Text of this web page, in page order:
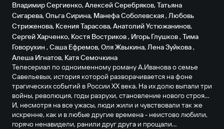
Владимир Сергиенко,Алексей Серебряков,Татьяна
Сигарева,Ольга Сирина, Манефа Соболевская,Любовь
Стриженова, Ксения Тарасова,Анатолий Устюжанинов,
Сергей Харченко, Костя Востриков, Игорь Глушков,Тима
Говорухин ,Саша Ефремов,Оля Жвыкина,Лена Зуйкова,
Алеша Игнатов, Катя Семочкина
Телесериал по одноименному роману А.Иванова о семье
Савельевых, история которой разворачивается на фоне
трагических событий в России XX века. На их долю выпали три
войны, революция, годы разрухи, становление нового строя...
И, несмотря на все ужасы, люди жили и чувствовали так же
искренне, как и в любые другие времена - неистово любили,
горячо ненавидели, ранили друг друга и прощали...